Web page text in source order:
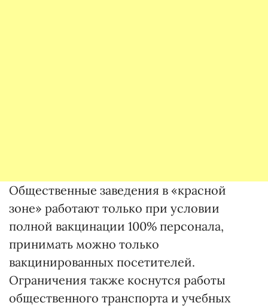
Общественные заведения в «красной
зоне» работают только при условии
полной вакцинации 100% персонала,
принимать можно только
вакцинированных посетителей.
Ограничения также коснутся работы
общественного транспорта и учебных